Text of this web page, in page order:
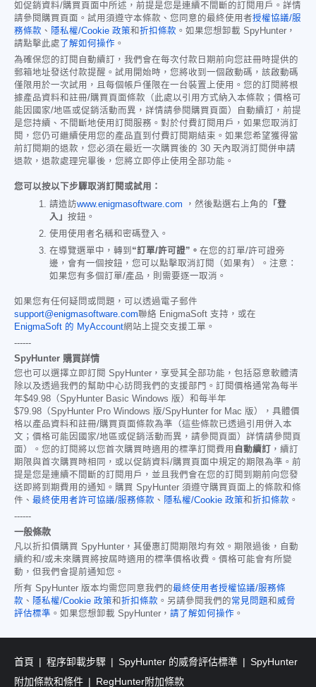
如促銷資料/購買頁面中所述，前提是您是連續不間斷的訂閱用戶。詳情
請參閱購買頁面。試用須遵守本條款、您同意的最終使用者授權協議/服
務條款 、 隱私權/Cookie 政策和折扣條款 。如果您想卸載 SpyHunter，
請點擊此處 了解如何操作 。
為確保您的訂閱自動續訂，我們會在每次付款日期前向您註冊時提供的
郵箱地址發送付款提醒。試用開始時，您將收到一個啟動碼，該啟動碼
僅限用於一次試用，且每個帳戶僅限在一台裝置上使用。您的訂閱將根
據產品資料和註冊/購買頁面條款（此處以引用方式納入本條款；價格可
能因國家/地區或促銷活動而異，詳情請參閱購買頁面）自動續訂，前提
是您持續、不間斷地使用訂閱服務。對於付費訂閱用戶，如果您取消訂
閱，您仍可繼續使用您的產品直到付費訂閱期結束。如果您希望獲得當
前訂閱期的退款，您必須在最近一次購買後的 30 天內取消訂閱併申請
退款，退款處理完畢後，您將立即停止使用全部功能。
您可以按以下步驟取消訂閱或試用：
請造訪www.enigmasoftware.com ，然後點選右上角的 「登
入」 按鈕。
使用使用者名稱和密碼登入。
在導覽選單中，轉到 “訂單/許可證”。 在您的訂單/許可證旁
邊，會有一個按鈕，您可以點擊取消訂閱（如果有）。注意：
如果您有多個訂單/產品，則需要逐一取消。
如果您有任何疑問或問題，可以透過電子郵件
support@enigmasoftware.com聯絡 EnigmaSoft 支持，或在
EnigmaSoft 的 MyAccount網站上提交支援工單。
------
SpyHunter 購買詳情
您也可以選擇立即訂閱 SpyHunter，享受其全部功能，包括惡意軟體清
除以及透過我們的幫助中心訪問我們的支援部門。訂閱價格通常為每半
年$49.98 （SpyHunter Basic Windows 版）和每半年
$79.98 （SpyHunter Pro Windows 版/SpyHunter for Mac 版），具體價
格以產品資料和註冊/購買頁面條款為準（這些條款已透過引用併入本
文；價格可能因國家/地區或促銷活動而異，請參閱頁面）詳情請參閱頁
面）。您的訂閱將以您首次購買時適用的標準訂閱費用 自動續訂
，續訂
期限與首次購買時相同，或以促銷資料/購買頁面中規定的期限為準。前
提是您是連續不間斷的訂閱用戶，並且我們會在您的訂閱到期前向您發
送即將到期費用的通知。購買 SpyHunter 須遵守購買頁面上的條款和條
件、 最終使用者許可協議/服務條款 、 隱私權/Cookie 政策和折扣條款 。
------
一般條款
凡以折扣價購買 SpyHunter，其優惠訂閱期限均有效。期限過後，自動
續約和/或未來購買將按屆時適用的標準價格收費。價格可能會有所變
動，但我們會提前通知您。
所有 SpyHunter 版本均需您同意我們的最終使用者授權協議/服務條
款 、 隱私權/Cookie 政策和折扣條款 。另請參閱我們的常見問題和威脅
評估標準 。如果您想卸載 SpyHunter， 請了解如何操作 。
首頁 程序卸載步驟 SpyHunter 的威脅評估標準
SpyHunter
附加條款和條件
RegHunter附加條款